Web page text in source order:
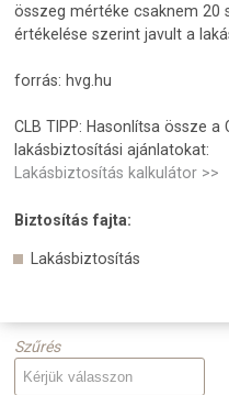
összeg mértéke csaknem 20
értékelése szerint javult a
forrás: hvg.hu
CLB TIPP: Hasonlítsa össze a
lakásbiztosítási ajánlatokat:
Lakásbiztosítás kalkulátor >>
Biztosítás fajta:
Lakásbiztosítás
Szűrés